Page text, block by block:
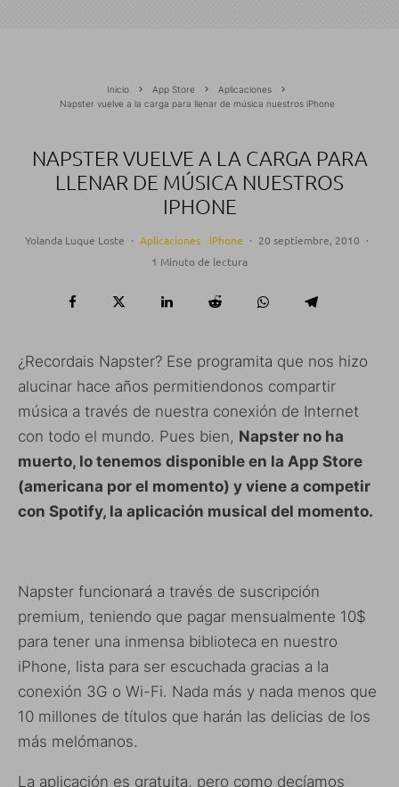
Inicio App Store
Aplicaciones
Napster vuelve a la carga para llenar de música nuestros iPhone
NAPSTER VUELVE A LA CARGA PARA
LLENAR DE MÚSICA NUESTROS
IPHONE
Yolanda Luque Loste · Aplicaciones iPhone · 20 septiembre, 2010 ·
1 Minuto de lectura
¿Recordais Napster? Ese programita que nos hizo
alucinar hace años permitiendonos compartir
música a través de nuestra conexión de Internet
con todo el mundo. Pues bien, Napster no ha
muerto, lo tenemos disponible en la App Store
(americana por el momento) y viene a competir
con Spotify, la aplicación musical del momento.
Napster funcionará a través de suscripción
premium, teniendo que pagar mensualmente 10$
para tener una inmensa biblioteca en nuestro
iPhone, lista para ser escuchada gracias a la
conexión 3G o Wi-Fi. Nada más y nada menos que
10 millones de títulos que harán las delicias de los
más melómanos.
La aplicación es gratuita, pero como decíamos